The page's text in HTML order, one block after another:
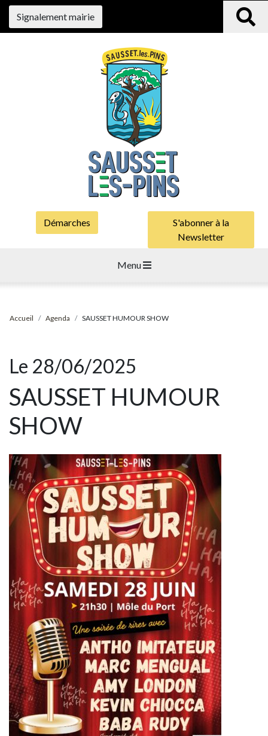
Signalement mairie
Démarches
S'abonner à la
Newsletter
Menu
Accueil Agenda SAUSSET HUMOUR SHOW
Le 28/06/2025
SAUSSET HUMOUR
SHOW